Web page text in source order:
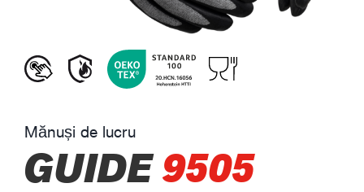
Mănuși de lucru
GUIDE9505